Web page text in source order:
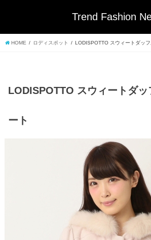
Trend Fashion
HOME ロディスポット LODISPOTTO スウィートダッ
LODISPOTTO スウィートダッ
ート